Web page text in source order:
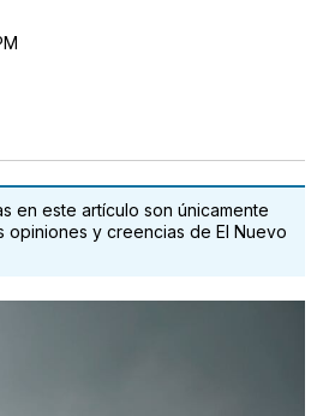
en este artículo son únicamente
opiniones y creencias de El Nuevo